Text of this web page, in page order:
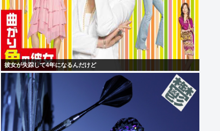
彼女が失踪して4年になるんだけど